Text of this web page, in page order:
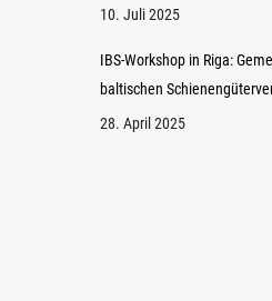
10. Juli 2025
IBS-Workshop in Riga:
baltischen
28. April 2025